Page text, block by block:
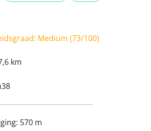
Medium (73/100)
km
570 m